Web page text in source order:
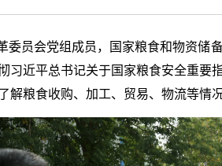
委员会党组成员，国家粮食和物资
习近平总书记关于国家粮食安全重
粮食收购、加工、贸易、物流等情